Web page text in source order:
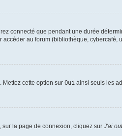
connecté que pendant une durée
au forum (bibliothèque, cybercafé,
. Mettez cette option sur Oui ainsi seuls les
la page de connexion, cliquez sur J'ai